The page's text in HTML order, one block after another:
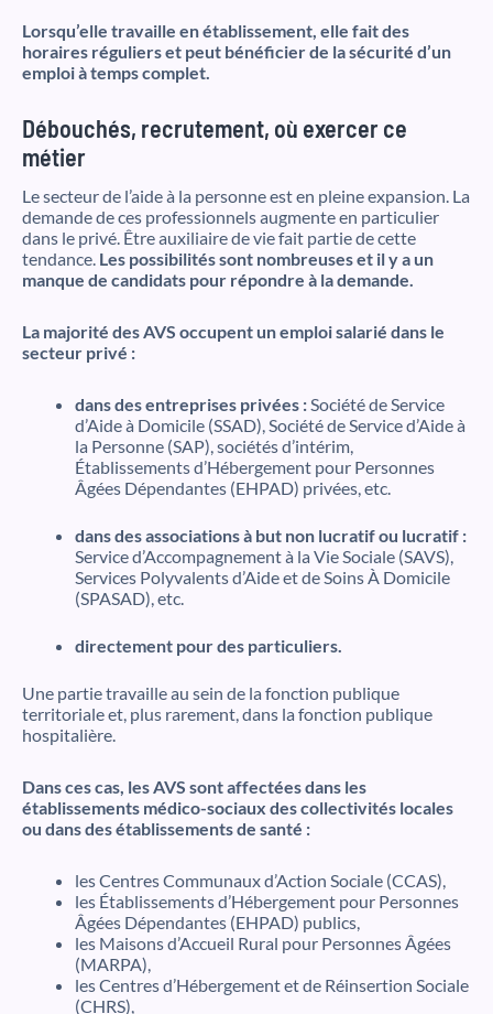
Lorsqu’elle travaille en établissement, elle fait des
horaires réguliers et peut bénéficier de la sécurité d’un
emploi à temps complet.
Débouchés, recrutement, où exercer ce
métier
Le secteur de l’aide à la personne est en pleine expansion. La
demande de ces professionnels augmente en particulier
dans le privé. Être auxiliaire de vie fait partie de cette
tendance. Les possibilités sont nombreuses et il y a un
manque de candidats pour répondre à la demande.
La majorité des AVS occupent un emploi salarié dans le
secteur privé :
dans des entreprises privées : Société de Service
d’Aide à Domicile (SSAD), Société de Service d’Aide à
la Personne (SAP), sociétés d’intérim,
Établissements d’Hébergement pour Personnes
Âgées Dépendantes (EHPAD) privées, etc.
dans des associations à but non lucratif ou lucratif :
Service d’Accompagnement à la Vie Sociale (SAVS),
Services Polyvalents d’Aide et de Soins À Domicile
(SPASAD), etc.
directement pour des particuliers.
Une partie travaille au sein de la fonction publique
territoriale et, plus rarement, dans la fonction publique
hospitalière.
Dans ces cas, les AVS sont affectées dans les
établissements médico-sociaux des collectivités locales
ou dans des établissements de santé :
les Centres Communaux d’Action Sociale (CCAS),
les Établissements d’Hébergement pour Personnes
Âgées Dépendantes (EHPAD) publics,
les Maisons d’Accueil Rural pour Personnes Âgées
(MARPA),
les Centres d’Hébergement et de Réinsertion Sociale
(CHRS),